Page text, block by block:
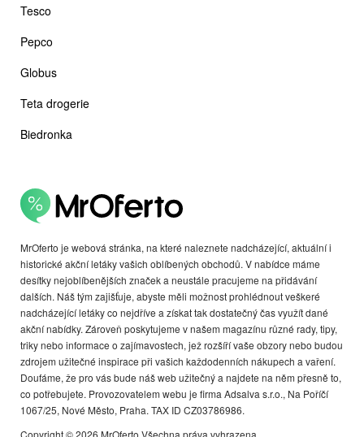
MrOferto je webová stránka, na které naleznete nadcházející, aktuální i
historické akční letáky vašich oblíbených obchodů. V nabídce máme
desítky nejoblíbenějších značek a neustále pracujeme na přidávání
dalších. Náš tým zajišťuje, abyste měli možnost prohlédnout veškeré
nadcházející letáky co nejdříve a získat tak dostatečný čas využít dané
akční nabídky. Zároveň poskytujeme v našem magazínu různé rady, tipy,
triky nebo informace o zajímavostech, jež rozšíří vaše obzory nebo budou
zdrojem užitečné inspirace při vašich každodenních nákupech a vaření.
Doufáme, že pro vás bude náš web užitečný a najdete na něm přesně to,
co potřebujete. Provozovatelem webu je firma Adsalva s.r.o., Na Poříčí
1067/25, Nové Město, Praha. TAX ID CZ03786986.
Copyright © 2026 MrOferto Všechna práva vyhrazena.
Tesco
Pepco
Globus
Teta drogerie
Biedronka